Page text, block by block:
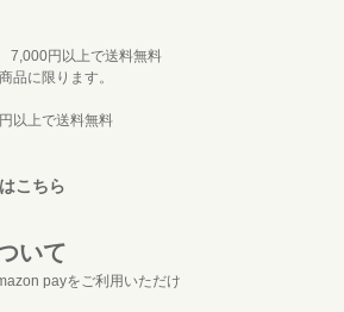
円以上で送料無料
品に限ります。
上で送料無料
こちら
いて
payをご利用いただけ